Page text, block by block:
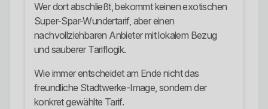
Wer dort abschließt, bekommt keinen exotischen
Super-Spar-Wundertarif, aber einen
nachvollziehbaren Anbieter mit lokalem Bezug
und sauberer Tariflogik.
Wie immer entscheidet am Ende nicht das
freundliche Stadtwerke-Image, sondern der
konkret gewählte Tarif.